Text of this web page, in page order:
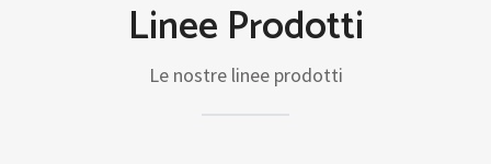
Linee Prodotti
Le nostre linee prodotti